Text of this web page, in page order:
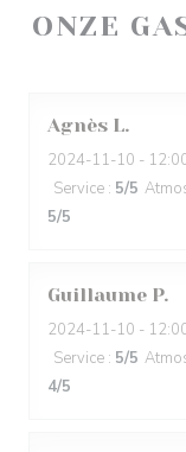
ONZE
Agnès L
2024-11-10 -
Service : 5/5
5/5
Guillaume P
2024-11-10 -
Service : 5/5
4/5